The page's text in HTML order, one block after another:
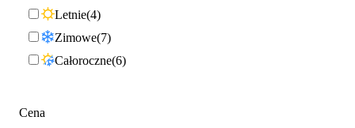
Letnie 4
Zimowe 7
Całoroczne 6
Cena